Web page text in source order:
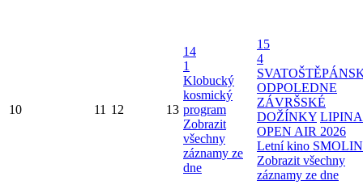
10 11 12 13
14
1
Klobucký
kosmický
program
Zobrazit
všechny
záznamy ze
dne
15
4
ODPOLEDNE
ZÁVRŠSKÉ
DOŽÍNKY LIPINA
OPEN AIR 2026
Letní kino
Zobrazit všechny
záznamy ze dne